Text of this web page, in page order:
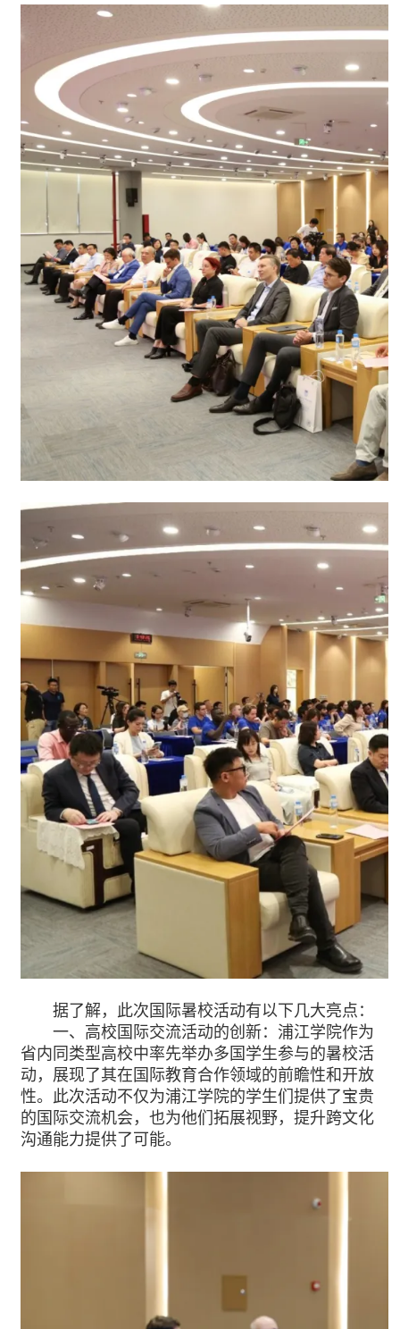
据了解，此次国际暑校活动有以下几大亮点：
一、高校国际交流活动的创新：浦江学院作为
省内同类型高校中率先举办多国学生参与的暑校活
动，展现了其在国际教育合作领域的前瞻性和开放
性。此次活动不仅为浦江学院的学生们提供了宝贵
的国际交流机会，也为他们拓展视野，提升跨文化
沟通能力提供了可能。